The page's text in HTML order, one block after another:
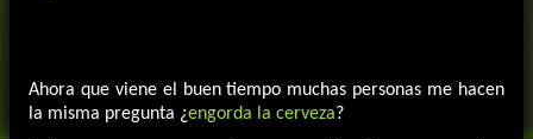
Ahora que viene el buen tiempo muchas personas me hacen
la misma pregunta ¿engorda la cerveza?